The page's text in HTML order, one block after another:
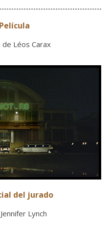
de Léos Carax
del jurado
Lynch